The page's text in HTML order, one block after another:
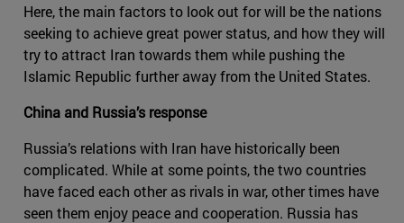
Here, the main factors to look out for will be the nations
seeking to achieve great power status, and how they will
try to attract Iran towards them while pushing the
Islamic Republic further away from the United States.
China and Russia’s response
Russia’s relations with Iran have historically been
complicated. While at some points, the two countries
have faced each other as rivals in war, other times have
seen them enjoy peace and cooperation. Russia has